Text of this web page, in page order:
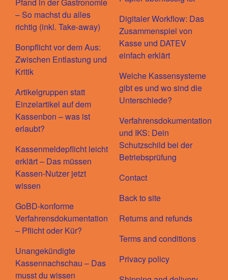
Pfand in der Gastronomie
– So machst du alles
richtig (inkl. Take-away)
Bonpflicht vor dem Aus:
Zwischen Entlastung und
Kritik
Artikelgruppen statt
Einzelartikel auf dem
Kassenbon – was ist
erlaubt?
Kassenmeldepflicht leicht
erklärt – Das müssen
Kassen-Nutzer jetzt
wissen
GoBD-konforme
Verfahrensdokumentation
– Pflicht oder Kür?
Unangekündigte
Kassennachschau – Das
musst du wissen
Digitaler Workflow: Das
Zusammenspiel von
Kasse und DATEV
einfach erklärt
Welche Kassensysteme
gibt es und wo sind die
Unterschiede?
Verfahrensdokumentation
und IKS: Dein
Schutzschild bei der
Betriebsprüfung
Contact
Back to site
Returns and refunds
Terms and conditions
Privacy policy